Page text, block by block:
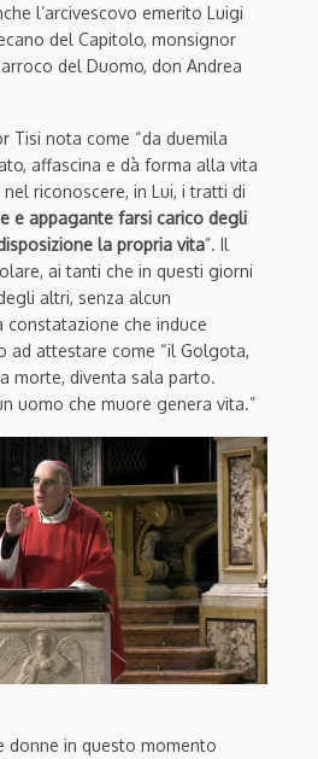
l’arcivescovo emerito Luigi
del Capitolo, monsignor
del Duomo, don Andrea
Tisi nota come “da duemila
affascina e dà forma alla vita
riconoscere, in Lui, i tratti di
e appagante farsi carico degli
la propria vita”. Il
ai tanti che in questi giorni
altri, senza alcun
constatazione che induce
ad attestare come “il Golgota,
morte, diventa sala parto.
uomo che muore genera vita.”
donne in questo momento